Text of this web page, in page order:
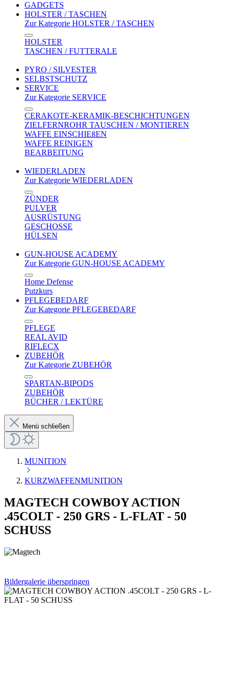
GADGETS
HOLSTER / TASCHEN
Zur Kategorie HOLSTER / TASCHEN
HOLSTER
TASCHEN / FUTTERALE
PYRO / SILVESTER
SELBSTSCHUTZ
SERVICE
Zur Kategorie SERVICE
CERAKOTE-KERAMIK-BESCHICHTUNGEN
ZIELFERNROHR TAUSCHEN / MONTIEREN
WAFFE EINSCHIEßEN
WAFFE REINIGEN
BEARBEITUNG
WIEDERLADEN
Zur Kategorie WIEDERLADEN
ZÜNDER
PULVER
AUSRÜSTUNG
GESCHOSSE
HÜLSEN
GUN-HOUSE ACADEMY
Zur Kategorie GUN-HOUSE ACADEMY
Home Defense
Putzkurs
PFLEGEBEDARF
Zur Kategorie PFLEGEBEDARF
PFLEGE
REAL AVID
RIFLECX
ZUBEHÖR
Zur Kategorie ZUBEHÖR
SPARTAN-BIPODS
ZUBEHÖR
BÜCHER / LEKTÜRE
Menü schließen
MUNITION
KURZWAFFENMUNITION
MAGTECH COWBOY ACTION
.45COLT - 250 GRS - L-FLAT - 50
SCHUSS
Bildergalerie überspringen